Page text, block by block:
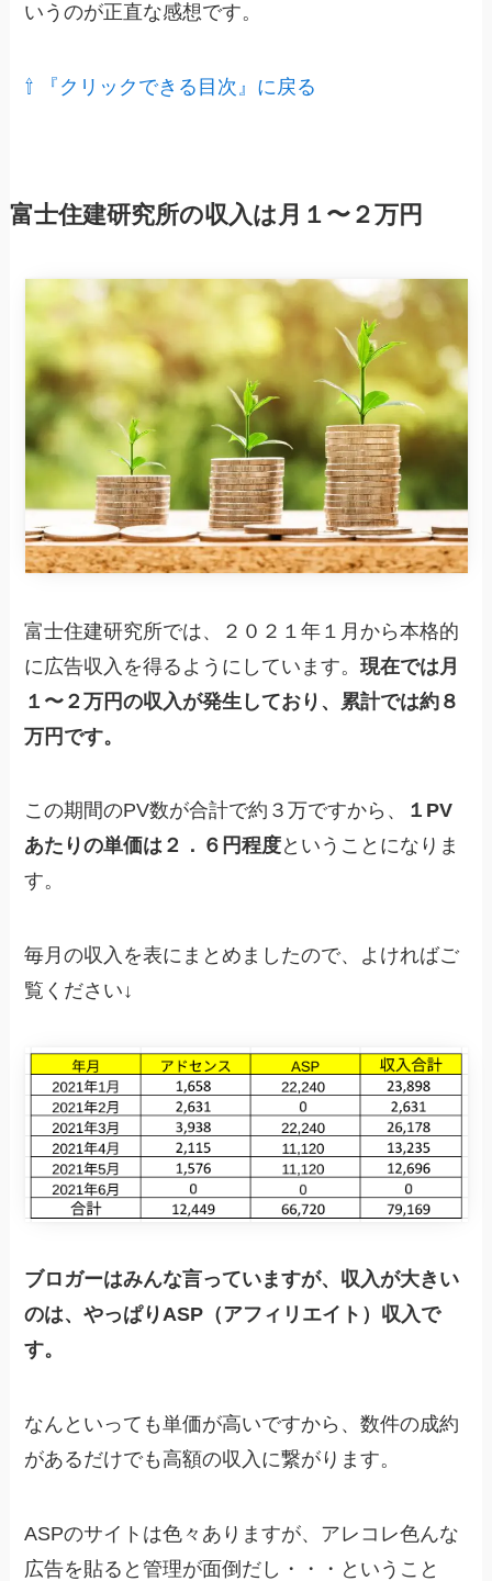
いうのが正直な感想です。
⇧ 『クリックできる目次』に戻る
富士住建研究所の収入は月１〜２万円
富士住建研究所では、２０２１年１月から本格的
に広告収入を得るようにしています。現在では月
１〜２万円の収入が発生しており、累計では約８
万円です。
この期間のPV数が合計で約３万ですから、
１PV
あたりの単価は２．６円程度ということになりま
す。
毎月の収入を表にまとめましたので、よければご
覧ください↓
ブロガーはみんな言っていますが、収入が大きい
のは、やっぱりASP（アフィリエイト）収入で
す。
なんといっても単価が高いですから、数件の成約
があるだけでも高額の収入に繋がります。
ASPのサイトは色々ありますが、アレコレ色んな
広告を貼ると管理が面倒だし・・・ということ